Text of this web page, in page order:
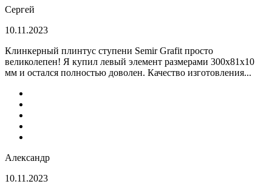
Сергей
10.11.2023
Клинкерный плинтус ступени Semir Grafit просто
великолепен! Я купил левый элемент размерами 300х81х10
мм и остался полностью доволен. Качество изготовления...
Александр
10.11.2023